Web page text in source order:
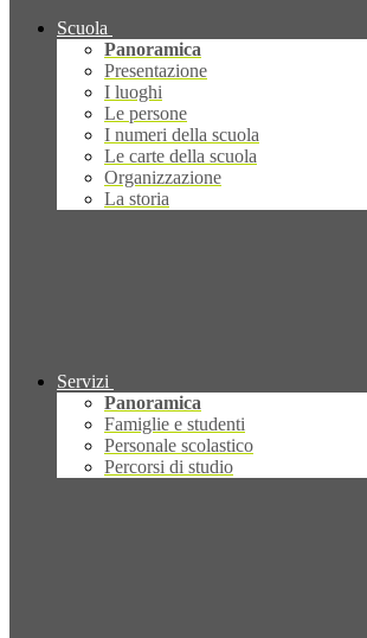
Scuola
Panoramica
Presentazione
I luoghi
Le persone
I numeri della scuola
Le carte della scuola
Organizzazione
La storia
Servizi
Panoramica
Famiglie e studenti
Personale scolastico
Percorsi di studio